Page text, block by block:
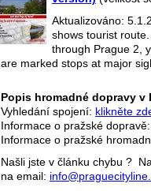
Aktualizováno:
shows tourist
through Prague 2,
are marked stops at major
Popis hromadné dopravy v
Vyhledání spojení: klikněte
Informace o pražské
Informace o pražské
Našli jste v článku chybu ?
na email: